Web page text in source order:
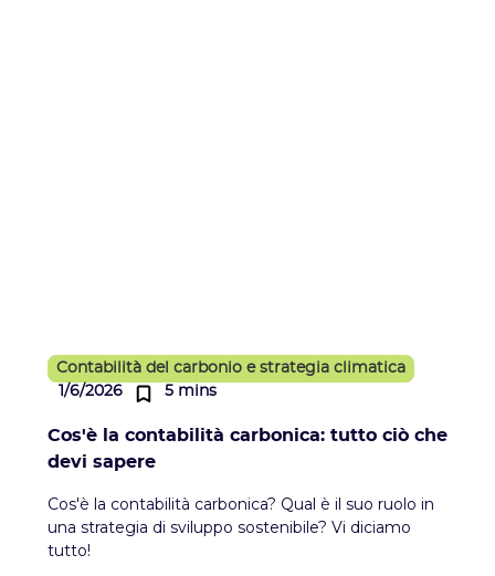
Contabilità del carbonio e strategia climatica
1/6/2026
5 mins
Cos'è la contabilità carbonica: tutto ciò che
devi sapere
Cos'è la contabilità carbonica? Qual è il suo ruolo in
una strategia di sviluppo sostenibile? Vi diciamo
tutto!